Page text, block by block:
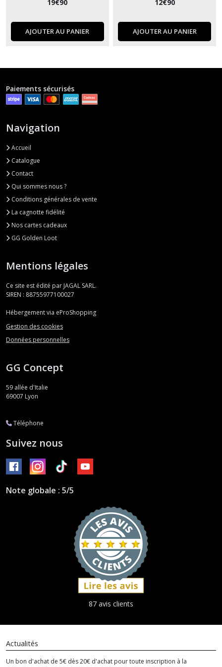
19€90
AJOUTER AU PANIER
12€90
AJOUTER AU PANIER
Paiements sécurisés
Navigation
Accueil
Catalogue
Contact
Qui sommes nous ?
Conditions générales de vente
La cagnotte fidélité
Nos cartes cadeaux
GG Golden Loot
Mentions légales
Ce site est édité par JAGAL SARL.
SIREN : 88755977100027
Hébergement via eProShopping
Gestion des cookies
Données personnelles
GG Concept
59 allée d'Italie
69007 Lyon
Téléphone
Suivez nous
Note globale : 5/5
87 avis clients
Actualités
Un bon d'achat de 5€ dès 20€ d'achat pour toute inscription à la